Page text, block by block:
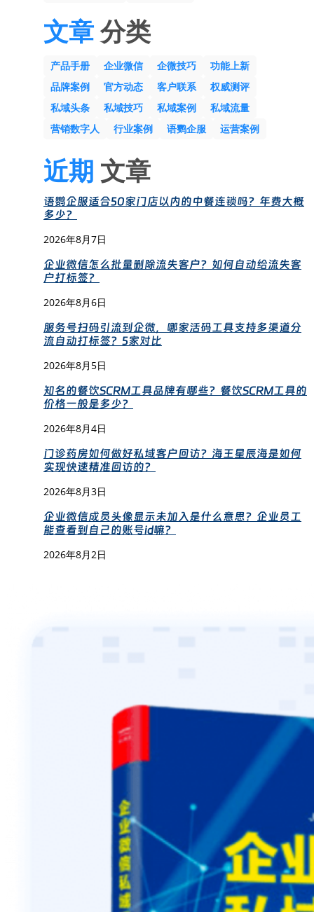
文章分类
产品手册 企业微信 企微技巧
功能上新
品牌案例
官方动态 客户联系
权威测评
私域头条
私域技巧 私域案例
私域流量
营销数字人
行业案例 语鹦企服 运营案例
近期 文章
语鹦企服适合50家门店以内的中餐连锁吗？年费大概
多少？
2026年8月7日
企业微信怎么批量删除流失客户？如何自动给流失客
户打标签？
2026年8月6日
服务号扫码引流到企微，哪家活码工具支持多渠道分
流自动打标签？5家对比
2026年8月5日
知名的餐饮SCRM工具品牌有哪些？餐饮SCRM工具的
价格一般是多少？
2026年8月4日
门诊药房如何做好私域客户回访？海王星辰海是如何
实现快速精准回访的？
2026年8月3日
企业微信成员头像显示未加入是什么意思？企业员工
能查看到自己的账号id嘛？
2026年8月2日